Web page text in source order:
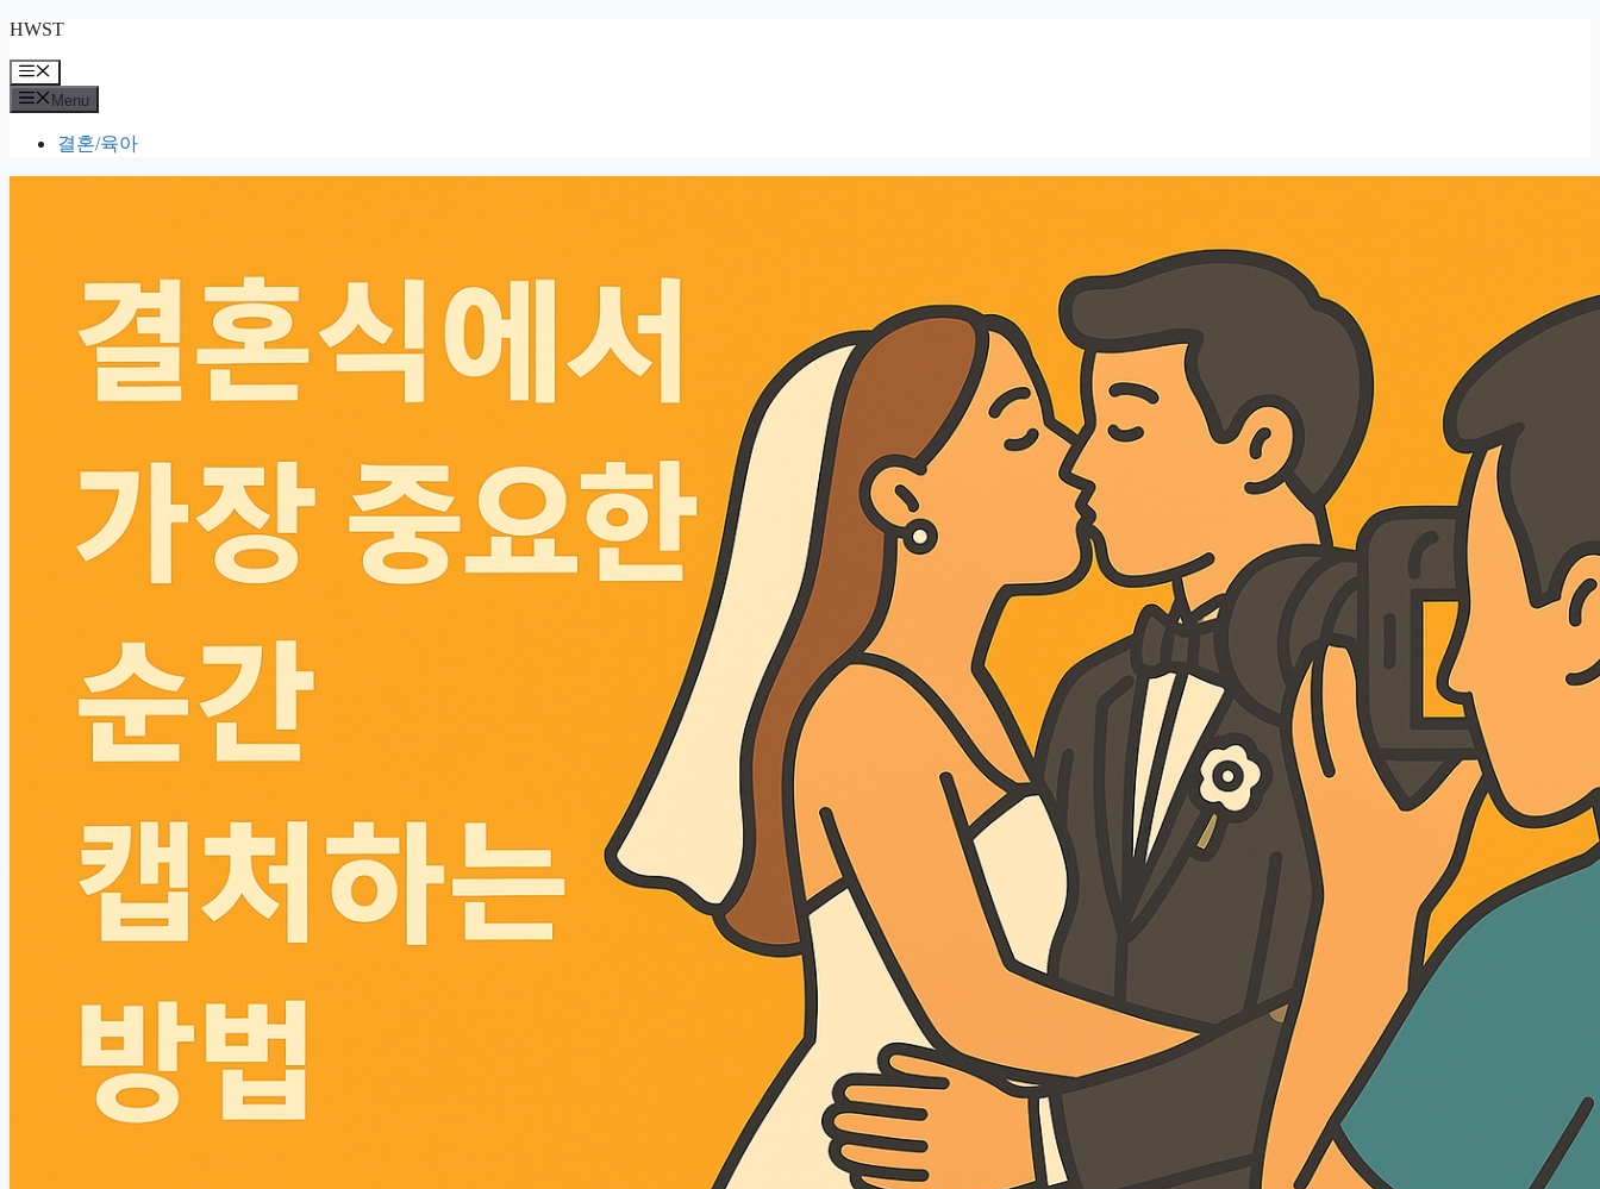
Skip
content
HWST
Menu
Menu
결혼/육아